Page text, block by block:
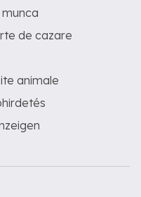
de cazare
animale